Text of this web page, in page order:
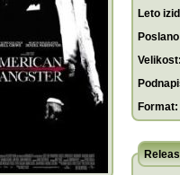
Leto
Format: